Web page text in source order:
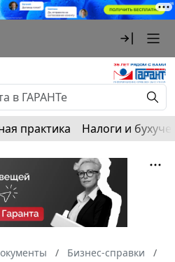
практика Налоги и
Бизнес-справки